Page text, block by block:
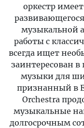
оркестр
музыкальной
работы с
всегда ищет
заинтересован в
музыки для
признанный в
Orchestra
музыкальные
долгосрочным